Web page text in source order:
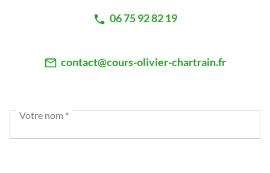
06 75 92 82 19
contact@cours-olivier-chartrain.fr
Votre nom *